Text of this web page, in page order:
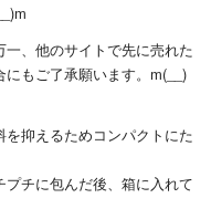
、他のサイトで先に売れた
もご了承願います。m(__)
抑えるためコンパクトにた
チに包んだ後、箱に入れて